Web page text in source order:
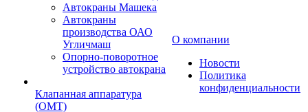
Автокраны Машека
Автокраны
производства ОАО
Угличмаш
Опорно-поворотное
устройство автокрана
Клапанная аппаратура
(OMT)
О компании
Новости
Политика
конфиденциальности